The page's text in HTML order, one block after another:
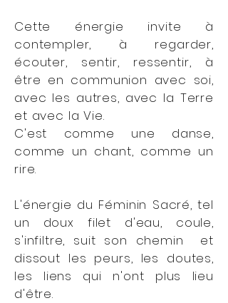
Cette énergie invite à
contempler, à regarder,
écouter, sentir, ressentir, à
être en communion avec soi,
avec les autres, avec la Terre
et avec la Vie.
C'est comme une danse,
comme un chant, comme un
rire.
L'énergie du Féminin Sacré, tel
un doux filet d'eau, coule,
s'infiltre, suit son chemin et
dissout les peurs, les doutes,
les liens qui n'ont plus lieu
d'être.